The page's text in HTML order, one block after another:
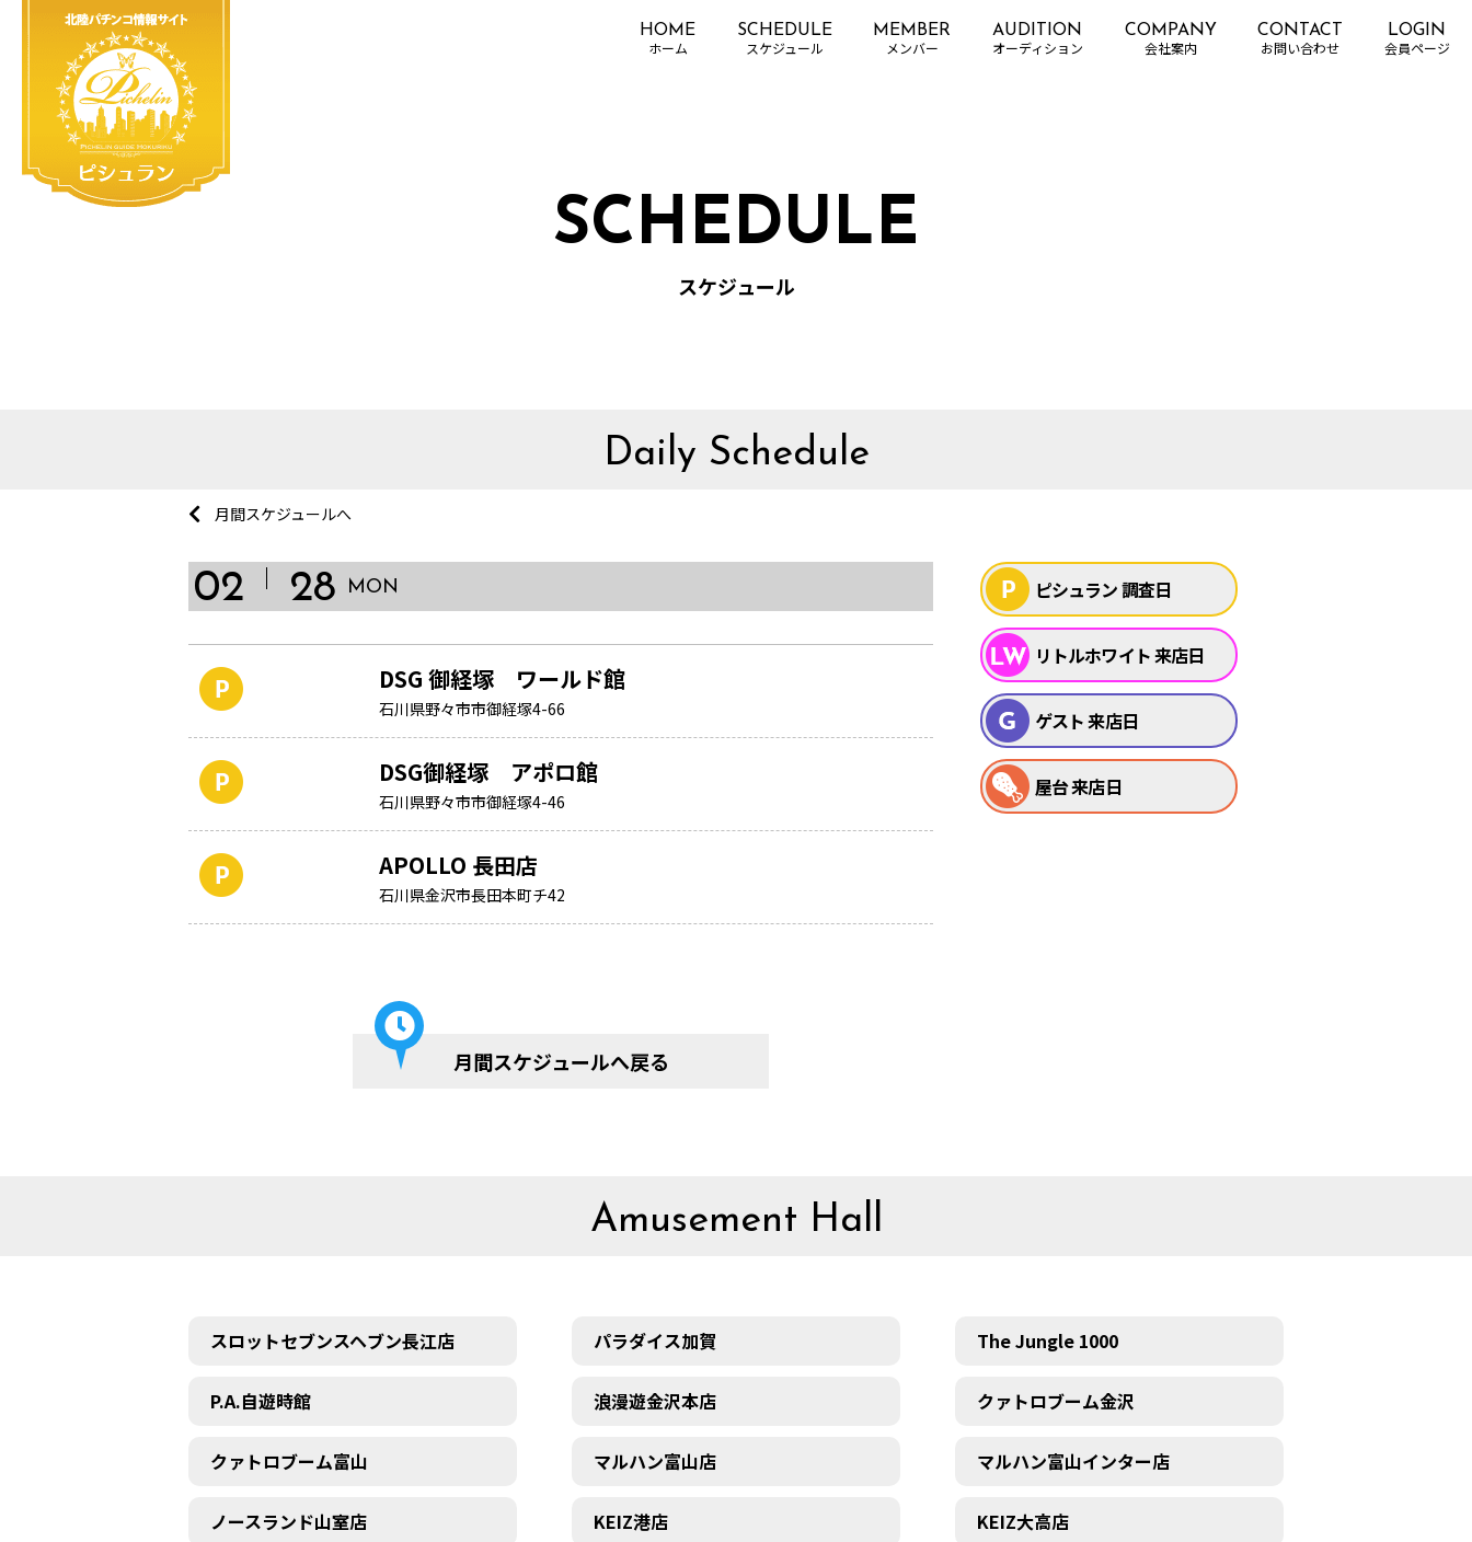
HOME SCHEDULE MEMBER AUDITION COMPANY CONTACT LOGIN
SCHEDULE
スケジュール
Daily Schedule
月間スケジュールへ
02 28 MON
DSG 御経塚 ワールド館
石川県野々市市御経塚4-66
DSG御経塚 アポロ館
石川県野々市市御経塚4-46
APOLLO 長田店
石川県金沢市長田本町チ42
月間スケジュールへ戻る
ピシュラン 調査日
リトルホワイト 来店日
ゲスト 来店日
屋台 来店日
Amusement Hall
スロットセブンスヘブン長江店 パラダイス加賀 The Jungle 1000
P.A.自遊時館 浪漫遊金沢本店 クァトロブーム金沢
クァトロブーム富山 マルハン富山店 マルハン富山インター店
ノースランド山室店 KEIZ港店 KEIZ大高店